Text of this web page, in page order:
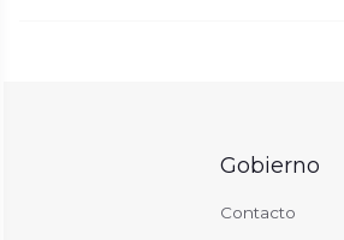
Gobierno
Contacto